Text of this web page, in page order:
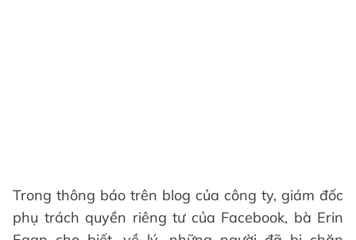
Trong thông báo trên blog của công ty, giám đốc
phụ trách quyền riêng tư của Facebook, bà Erin